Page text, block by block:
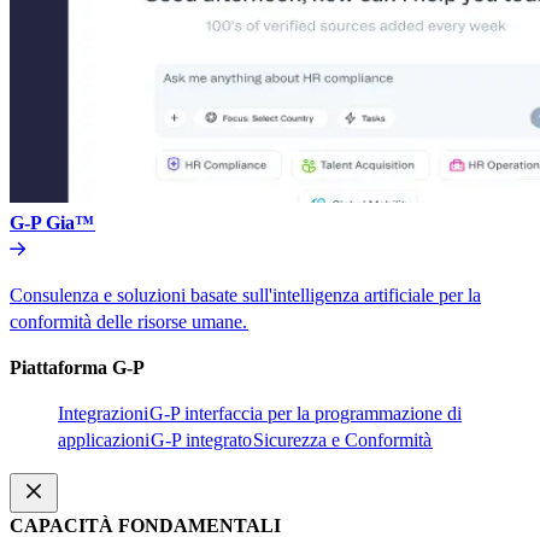
G-P Gia™​​
Consulenza e soluzioni basate sull'intelligenza artificiale per la
conformità delle risorse umane.​​
Piattaforma G-P​​
Integrazioni​​G-P interfaccia per la programmazione di
applicazioni​​G-P integrato​​Sicurezza e Conformità​​
CAPACITÀ FONDAMENTALI​​